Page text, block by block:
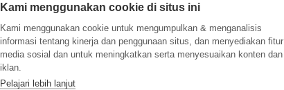
Kami menggunakan cookie di situs ini
Kami menggunakan cookie untuk mengumpulkan & menganalisis
informasi tentang kinerja dan penggunaan situs, dan menyediakan fitur
media sosial dan untuk meningkatkan serta menyesuaikan konten dan
iklan.
Pelajari lebih lanjut